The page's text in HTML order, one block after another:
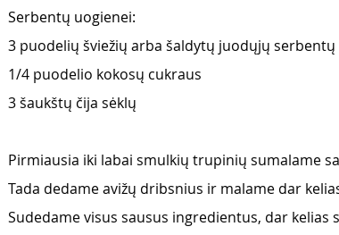
Serbentų uogienei:
3 puodelių šviežių arba šaldytų juodųjų serbentų
1/4 puodelio kokosų cukraus
3 šaukštų čija sėklų
Pirmiausia iki labai smulkių trupinių sumalame
Tada dedame avižų dribsnius ir malame dar
Sudedame visus sausus ingredientus, dar kelias